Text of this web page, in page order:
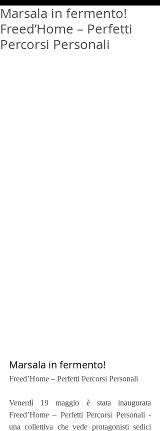
Marsala in fermento!
Freed’Home – Perfetti
Percorsi Personali
Marsala in fermento!
Freed’Home – Perfetti Percorsi Personali
Venerdì 19 maggio è stata inaugurata
Freed’Home – Perfetti Percorsi Personali -
una collettiva che vede protagonisti sedici